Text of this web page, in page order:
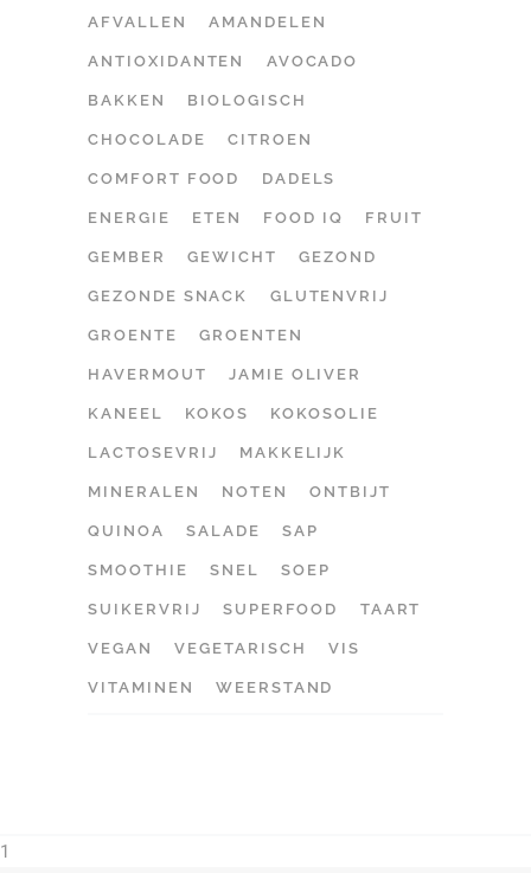
AFVALLEN AMANDELEN
ANTIOXIDANTEN AVOCADO
BAKKEN BIOLOGISCH
CHOCOLADE CITROEN
COMFORT FOOD DADELS
ENERGIE ETEN FOOD IQ FRUIT
GEMBER GEWICHT GEZOND
GEZONDE SNACK GLUTENVRIJ
GROENTE GROENTEN
HAVERMOUT JAMIE OLIVER
KANEEL KOKOS KOKOSOLIE
LACTOSEVRIJ MAKKELIJK
MINERALEN NOTEN ONTBIJT
QUINOA SALADE SAP
SMOOTHIE SNEL SOEP
SUIKERVRIJ SUPERFOOD TAART
VEGAN VEGETARISCH VIS
VITAMINEN WEERSTAND
1